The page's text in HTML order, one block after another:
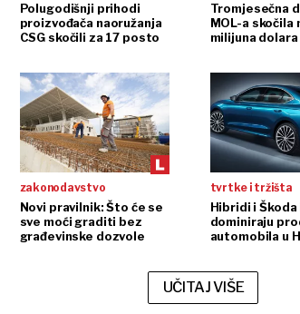
Polugodišnji prihodi
proizvođača naoružanja
CSG skočili za 17 posto
Tromjesečna
MOL-a skočila
milijuna dolara
zakonodavstvo
Novi pravilnik: Što će se
sve moći graditi bez
građevinske dozvole
tvrtke i tržišta
Hibridi i Škoda
dominiraju
automobila u
UČITAJ VIŠE